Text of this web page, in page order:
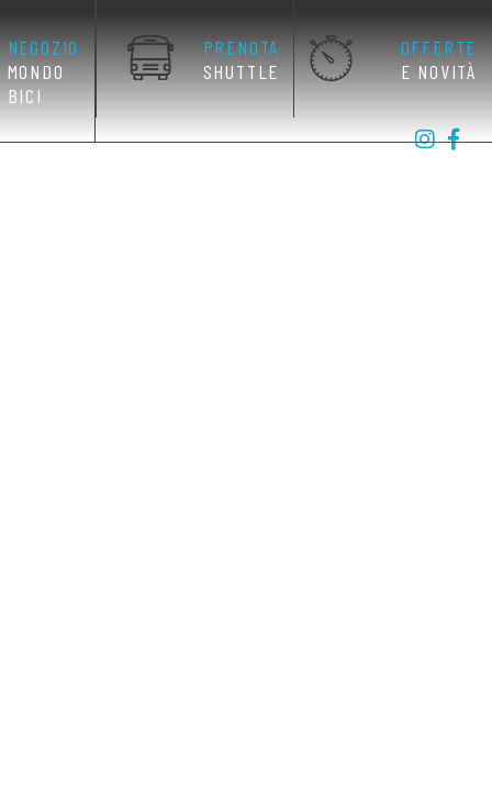
NEGOZIO
MONDO
BICI
PRENOTA
SHUTTLE
OFFERTE
E NOVITÀ